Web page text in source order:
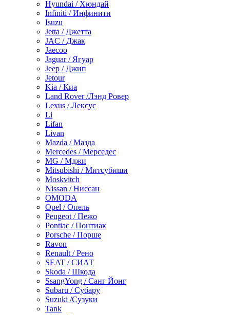
Hyundai / Хюндай
Infiniti / Инфинити
Isuzu
Jetta / Джетта
JAC / Джак
Jaecoo
Jaguar / Ягуар
Jeep / Джип
Jetour
Kia / Киа
Land Rover /Лэнд Ровер
Lexus / Лексус
Li
Lifan
Livan
Mazda / Мазда
Mercedes / Мерседес
MG / Мджи
Mitsubishi / Митсубиши
Moskvitch
Nissan / Ниссан
OMODA
Opel / Опель
Peugeot / Пежо
Pontiac / Понтиак
Porsche / Порше
Ravon
Renault / Рено
SEAT / СИАТ
Skoda / Шкода
SsangYong / Санг Йонг
Subaru / Субару
Suzuki /Сузуки
Tank